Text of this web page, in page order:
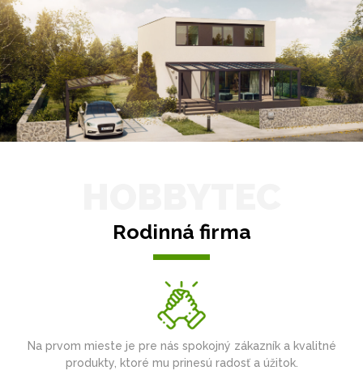
Rodinná firma
Na prvom mieste je pre nás spokojný zákazník a kvalitné
produkty, ktoré mu prinesú radosť a úžitok.